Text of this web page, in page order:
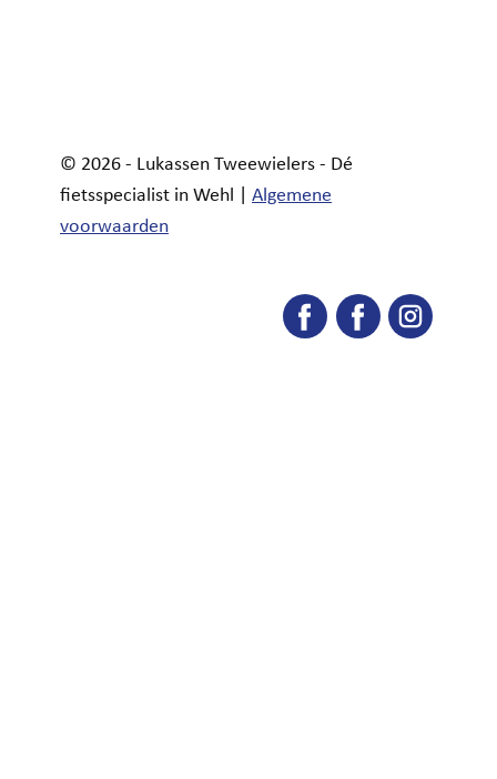
© 2026 - Lukassen Tweewielers - Dé
fietsspecialist in Wehl | Algemene
voorwaarden